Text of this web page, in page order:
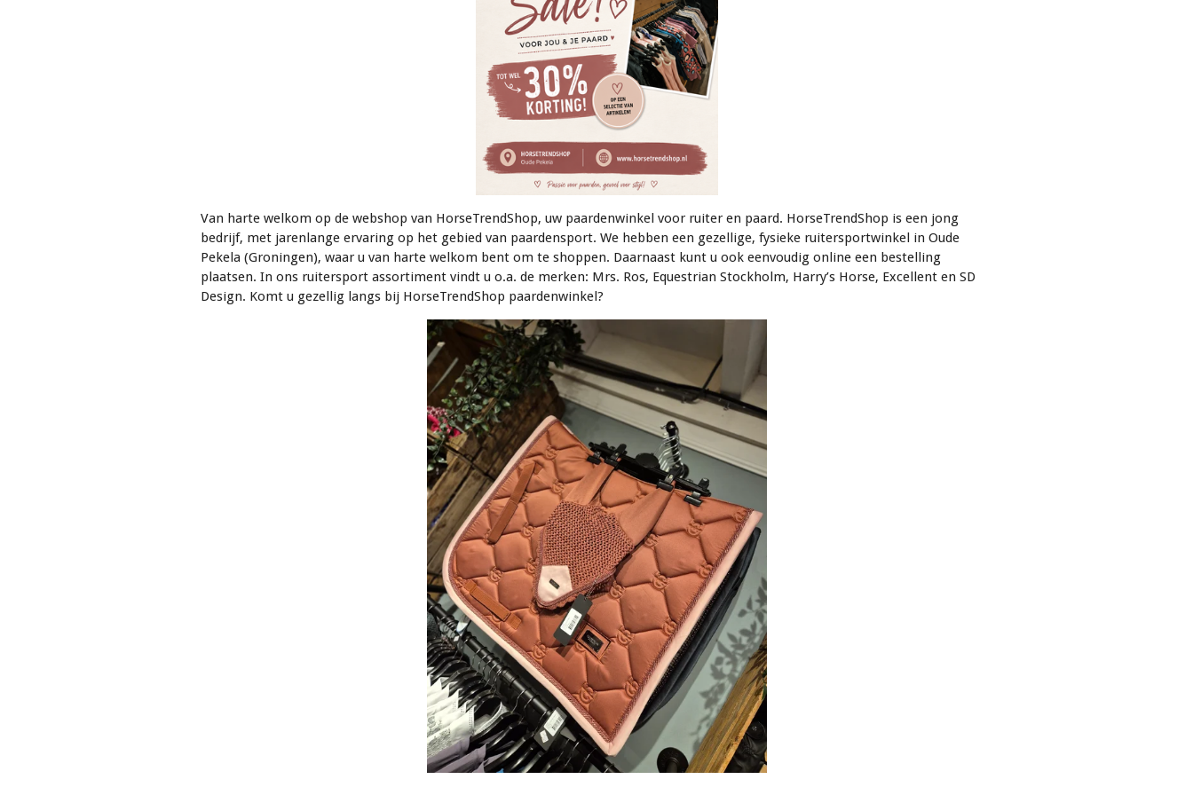
Van harte welkom op de webshop van HorseTrendShop, uw paardenwinkel voor ruiter en paard. HorseTrendShop is een jong
bedrijf, met jarenlange ervaring op het gebied van paardensport. We hebben een gezellige, fysieke ruitersportwinkel in Oude
Pekela (Groningen), waar u van harte welkom bent om te shoppen. Daarnaast kunt u ook eenvoudig online een bestelling
plaatsen. In ons ruitersport assortiment vindt u o.a. de merken: Mrs. Ros, Equestrian Stockholm, Harry’s Horse, Excellent en SD
Design. Komt u gezellig langs bij HorseTrendShop paardenwinkel?